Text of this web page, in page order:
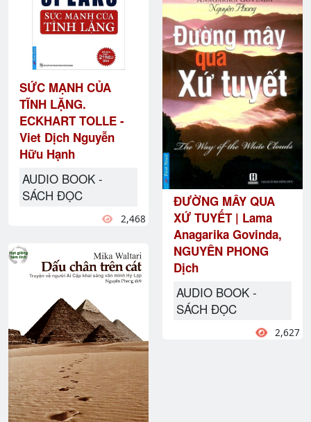
SỨC MẠNH CỦA
TĨNH LẶNG.
ECKHART TOLLE -
Viet Dịch Nguyễn
Hữu Hạnh
AUDIO BOOK -
SÁCH ĐỌC
2,468
ĐƯỜNG MÂY QUA
XỨ TUYẾT | Lama
Anagarika Govinda,
NGUYÊN PHONG
Dịch
AUDIO BOOK -
SÁCH ĐỌC
2,627